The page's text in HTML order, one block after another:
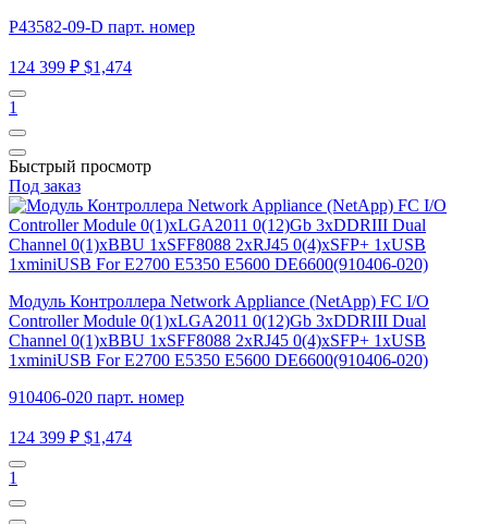
P43582-09-D парт. номер
124 399 ₽ $1,474
1
Быстрый просмотр
Под заказ
Модуль Контроллера Network Appliance (NetApp) FC I/O
Controller Module 0(1)xLGA2011 0(12)Gb 3xDDRIII Dual
Channel 0(1)xBBU 1xSFF8088 2xRJ45 0(4)xSFP+ 1xUSB
1xminiUSB For E2700 E5350 E5600 DE6600(910406-020)
910406-020 парт. номер
124 399 ₽ $1,474
1